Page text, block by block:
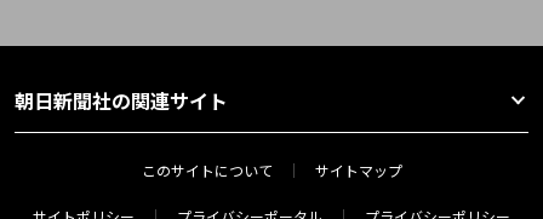
朝日新聞社の関連サイト
このサイトについて サイトマップ